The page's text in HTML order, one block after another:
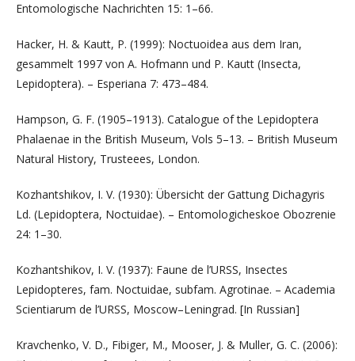
Entomologische Nachrichten 15: 1–66.
Hacker, H. & Kautt, P. (1999): Noctuoidea aus dem Iran,
gesammelt 1997 von A. Hofmann und P. Kautt (Insecta,
Lepidoptera). – Esperiana 7: 473–484.
Hampson, G. F. (1905–1913). Catalogue of the Lepidoptera
Phalaenae in the British Museum, Vols 5–13. – British Museum
Natural History, Trusteees, London.
Kozhantshikov, I. V. (1930): Übersicht der Gattung Dichagyris
Ld. (Lepidoptera, Noctuidae). – Entomologicheskoe Obozrenie
24: 1–30.
Kozhantshikov, I. V. (1937): Faune de l’URSS, Insectes
Lepidopteres, fam. Noctuidae, subfam. Agrotinae. – Academia
Scientiarum de l’URSS, Moscow–Leningrad. [In Russian]
Kravchenko, V. D., Fibiger, M., Mooser, J. & Muller, G. C. (2006):